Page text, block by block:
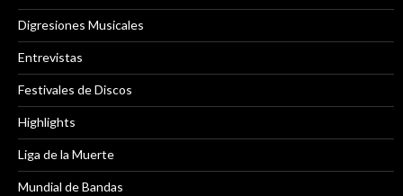
Digresiones Musicales
Entrevistas
Festivales de Discos
Highlights
Liga de la Muerte
Mundial de Bandas